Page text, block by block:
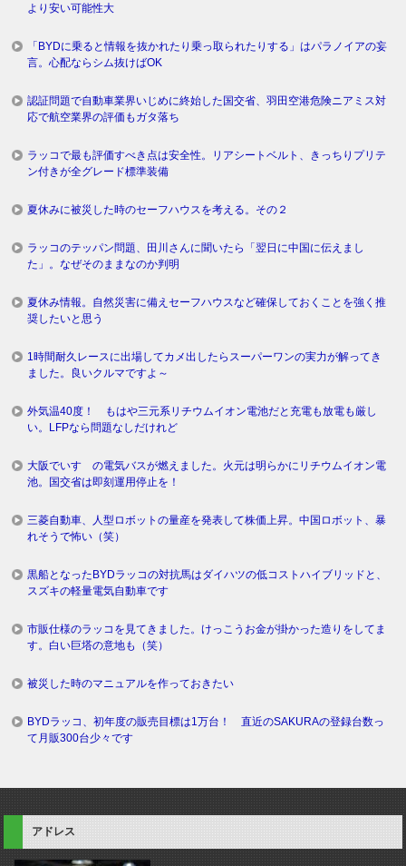
より安い可能性大
「BYDに乗ると情報を抜かれたり乗っ取られたりする」はパラノイアの妄
言。心配ならシム抜けばOK
認証問題で自動車業界いじめに終始した国交省、羽田空港危険ニアミス対
応で航空業界の評価もガタ落ち
ラッコで最も評価すべき点は安全性。リアシートベルト、きっちりプリテ
ン付きが全グレード標準装備
夏休みに被災した時のセーフハウスを考える。その２
ラッコのテッパン問題、田川さんに聞いたら「翌日に中国に伝えまし
た」。なぜそのままなのか判明
夏休み情報。自然災害に備えセーフハウスなど確保しておくことを強く推
奨したいと思う
1時間耐久レースに出場してカメ出したらスーパーワンの実力が解ってき
ました。良いクルマですよ～
外気温40度！ もはや三元系リチウムイオン電池だと充電も放電も厳し
い。LFPなら問題なしだけれど
大阪でいすゞの電気バスが燃えました。火元は明らかにリチウムイオン電
池。国交省は即刻運用停止を！
三菱自動車、人型ロボットの量産を発表して株価上昇。中国ロボット、暴
れそうで怖い（笑）
黒船となったBYDラッコの対抗馬はダイハツの低コストハイブリッドと、
スズキの軽量電気自動車です
市販仕様のラッコを見てきました。けっこうお金が掛かった造りをしてま
す。白い巨塔の意地も（笑）
被災した時のマニュアルを作っておきたい
BYDラッコ、初年度の販売目標は1万台！ 直近のSAKURAの登録台数っ
て月販300台少々です
アドレス